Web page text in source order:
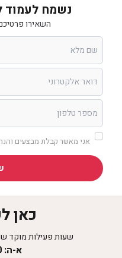
נשמח לעמוד
השאירו
אני מאשר קבלת מבצעים
כאן
שעות פעילות מוקד
א-ה: 9:00-15:30